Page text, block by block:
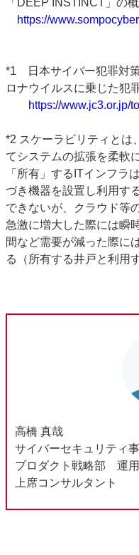
「DEEP INSTINCT」の
https://
*1 日本サイバー犯罪対
ロナウイルスに乗じ
https://www.jc3.or.jp/
*2 スケーラビリティとは
てシステムの拡張を柔軟
「所有」するITインフラ
づき機器を設置し利用す
できないが、クラウド等
急激に増大した際には瞬
間など需要が減った際に
る（所有する井戸と利用
高橋 真哉
サイバーセキュリティ
プロダクト戦略部 運
上席コンサルタント